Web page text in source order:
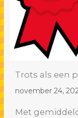
Trots als een
november 24,
Met